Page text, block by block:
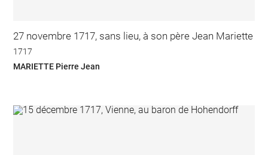
27 novembre 1717, sans lieu, à son père Jean Mariette
1717
MARIETTE Pierre Jean